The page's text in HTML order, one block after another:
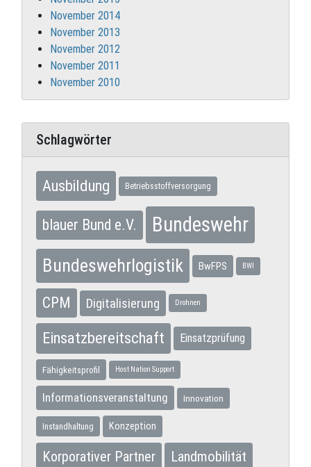
November 2014
November 2013
November 2012
November 2011
November 2010
Schlagwörter
Ausbildung Betriebsstoffversorgung
blauer Bund e.V. Bundeswehr
Bundeswehrlogistik BwFPS BWI
CPM Digitalisierung Drohnen
Einsatzbereitschaft Einsatzprüfung
Fähigkeitsprofil Host Nation Support
Informationsveranstaltung Innovation
Instandhaltung Konzeption
Korporativer Partner Landmobilität